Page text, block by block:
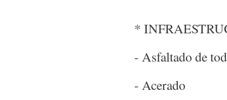
*
- Asfaltado de
- Acerado